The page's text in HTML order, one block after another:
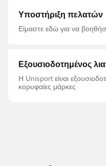
Υποστήριξη πελατών
Είμαστε εδώ για να
Εξουσιοδοτημένος
Η Unisport είναι
κορυφαίες μάρκες